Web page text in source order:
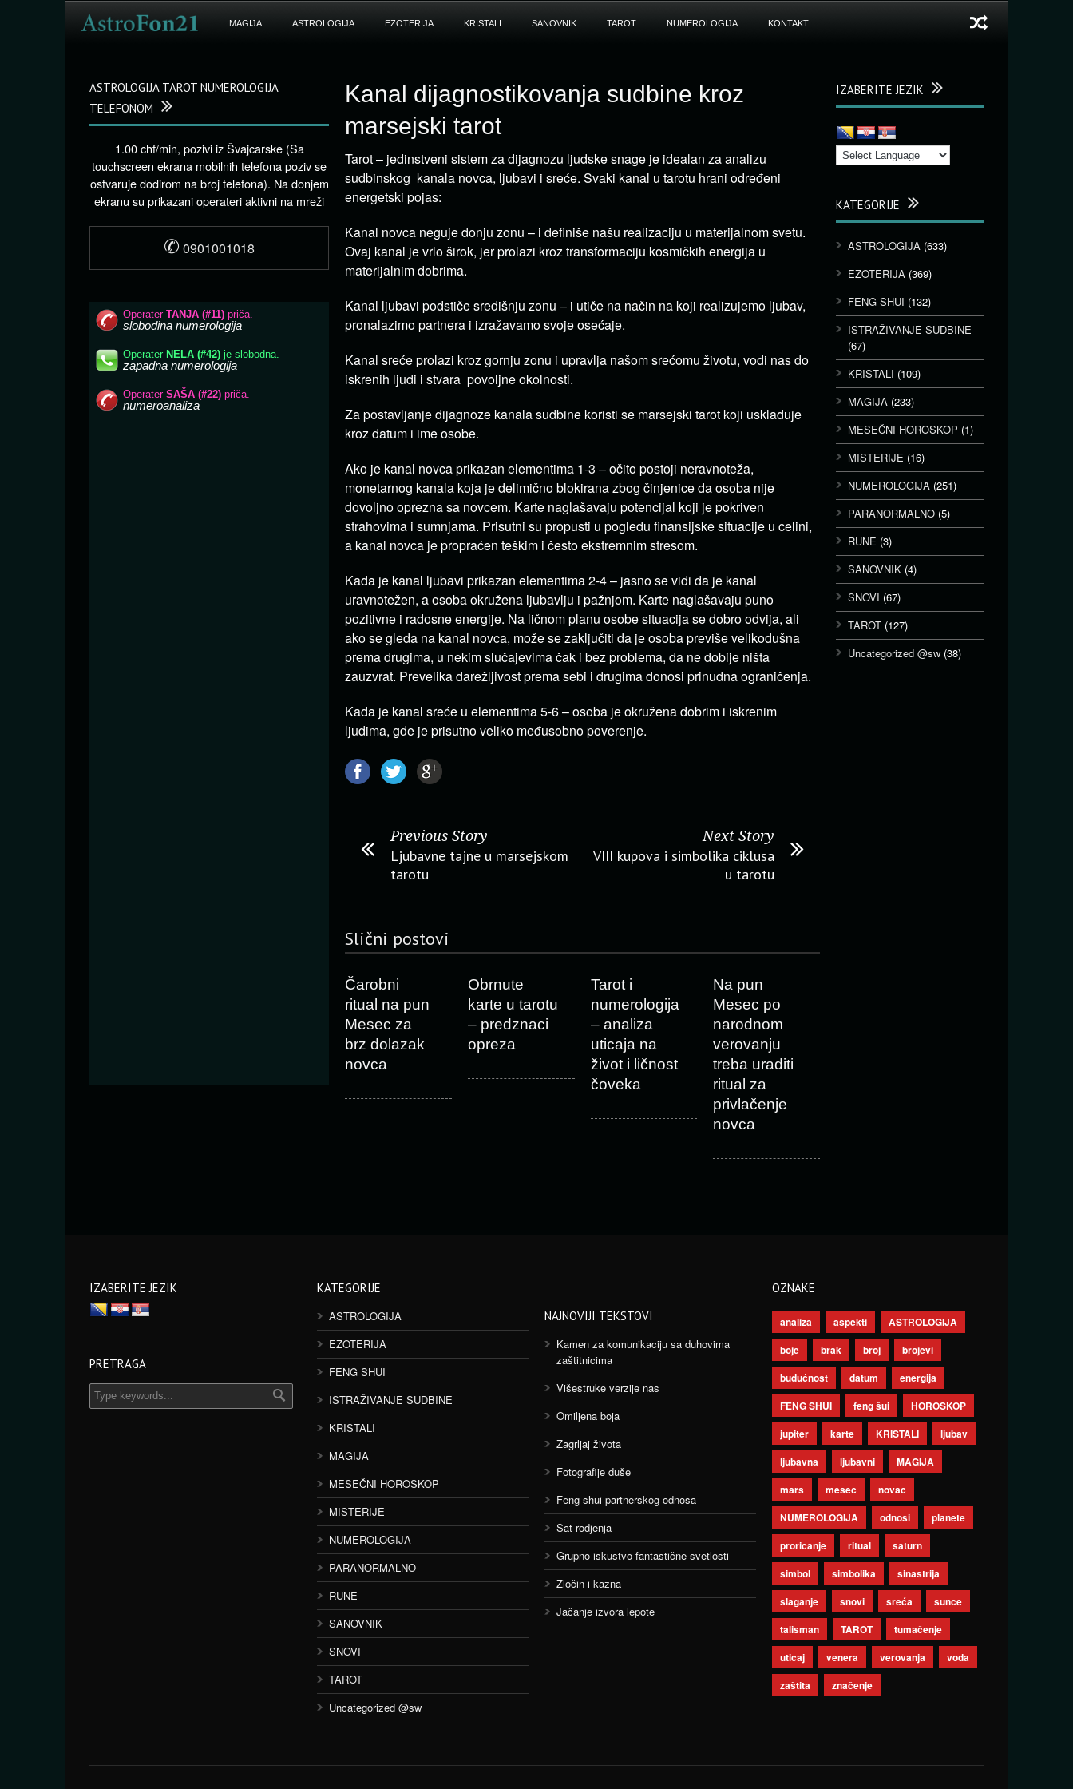
MAGIJA ASTROLOGIJA EZOTERIJA KRISTALI SANOVNIK TAROT NUMEROLOGIJA KONTAKT
Kanal dijagnostikovanja sudbine kroz
marsejski tarot
Tarot – jedinstveni sistem za dijagnozu ljudske snage je idealan za analizu
sudbinskog kanala novca, ljubavi i sreće. Svaki kanal u tarotu hrani određeni
energetski pojas:
Kanal novca neguje donju zonu – i definiše našu realizaciju u materijalnom svetu.
Ovaj kanal je vrlo širok, jer prolazi kroz transformaciju kosmičkih energija u
materijalnim dobrima.
Kanal ljubavi podstiče središnju zonu – i utiče na način na koji realizujemo ljubav,
pronalazimo partnera i izražavamo svoje osećaje.
Kanal sreće prolazi kroz gornju zonu i upravlja našom srećomu životu, vodi nas do
iskrenih ljudi i stvara povoljne okolnosti.
Za postavljanje dijagnoze kanala sudbine koristi se marsejski tarot koji usklađuje
kroz datum i ime osobe.
Ako je kanal novca prikazan elementima 1-3 – očito postoji neravnoteža,
monetarnog kanala koja je delimično blokirana zbog činjenice da osoba nije
dovoljno oprezna sa novcem. Karte naglašavaju potencijal koji je pokriven
strahovima i sumnjama. Prisutni su propusti u pogledu finansijske situacije u celini,
a kanal novca je propraćen teškim i često ekstremnim stresom.
Kada je kanal ljubavi prikazan elementima 2-4 – jasno se vidi da je kanal
uravnotežen, a osoba okružena ljubavlju i pažnjom. Karte naglašavaju puno
pozitivne i radosne energije. Na ličnom planu osobe situacija se dobro odvija, ali
ako se gleda na kanal novca, može se zaključiti da je osoba previše velikodušna
prema drugima, u nekim slučajevima čak i bez problema, da ne dobije ništa
zauzvrat. Prevelika darežljivost prema sebi i drugima donosi prinudna ograničenja.
Kada je kanal sreće u elementima 5-6 – osoba je okružena dobrim i iskrenim
ljudima, gde je prisutno veliko međusobno poverenje.
Previous Story
Ljubavne tajne u marsejskom
tarotu
Next Story
VIII kupova i simbolika ciklusa
u tarotu
Slični postovi
Čarobni
ritual na pun
Mesec za
brz dolazak
novca
Obrnute
karte u tarotu
– predznaci
opreza
Tarot i
numerologija
– analiza
uticaja na
život i ličnost
čoveka
Na pun
Mesec po
narodnom
verovanju
treba uraditi
ritual za
privlačenje
novca
IZABERITE JEZIK
KATEGORIJE
ASTROLOGIJA (633)
EZOTERIJA (369)
FENG SHUI (132)
ISTRAŽIVANJE SUDBINE
(67)
KRISTALI (109)
MAGIJA (233)
MESEČNI HOROSKOP (1)
MISTERIJE (16)
NUMEROLOGIJA (251)
PARANORMALNO (5)
RUNE (3)
SANOVNIK (4)
SNOVI (67)
TAROT (127)
Uncategorized @sw (38)
ASTROLOGIJA TAROT NUMEROLOGIJA
TELEFONOM
1.00 chf/min, pozivi iz Švajcarske (Sa
touchscreen ekrana mobilnih telefona poziv se
ostvaruje dodirom na broj telefona). Na donjem
ekranu su prikazani operateri aktivni na mreži
✆ 0901001018
IZABERITE JEZIK
PRETRAGA
KATEGORIJE
ASTROLOGIJA
EZOTERIJA
FENG SHUI
ISTRAŽIVANJE SUDBINE
KRISTALI
MAGIJA
MESEČNI HOROSKOP
MISTERIJE
NUMEROLOGIJA
PARANORMALNO
RUNE
SANOVNIK
SNOVI
TAROT
Uncategorized @sw
NAJNOVIJI TEKSTOVI
Kamen za komunikaciju sa duhovima
zaštitnicima
Višestruke verzije nas
Omiljena boja
Zagrljaj života
Fotografije duše
Feng shui partnerskog odnosa
Sat rodjenja
Grupno iskustvo fantastične svetlosti
Zločin i kazna
Jačanje izvora lepote
OZNAKE
analiza aspekti
ASTROLOGIJA
boje
brak broj
brojevi
budućnost
datum
energija
FENG SHUI
feng šui
HOROSKOP
jupiter
karte KRISTALI
ljubav
ljubavna
ljubavni
MAGIJA
mars
mesec
novac
NUMEROLOGIJA
odnosi
planete
proricanje
ritual
saturn
simbol
simbolika
sinastrija
slaganje
snovi sreća
sunce
talisman
TAROT
tumačenje
uticaj
venera verovanja
voda
zaštita
značenje